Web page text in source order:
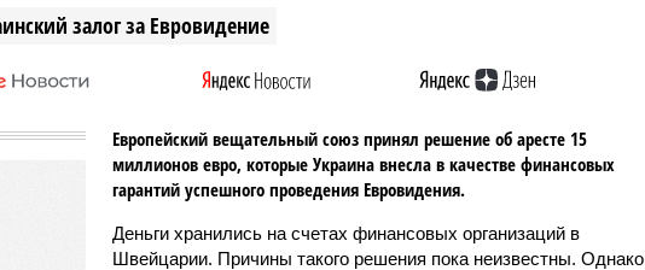
залог за Евровидение
Европейский вещательный союз принял решение об аресте 15
миллионов евро, которые Украина внесла в качестве финансовых
гарантий успешного проведения Евровидения.
Деньги хранились на счетах финансовых организаций в
Швейцарии. Причины такого решения пока неизвестны. Однако